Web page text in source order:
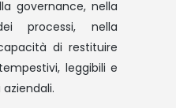
governance, nella
processi, nella
di restituire
leggibili e